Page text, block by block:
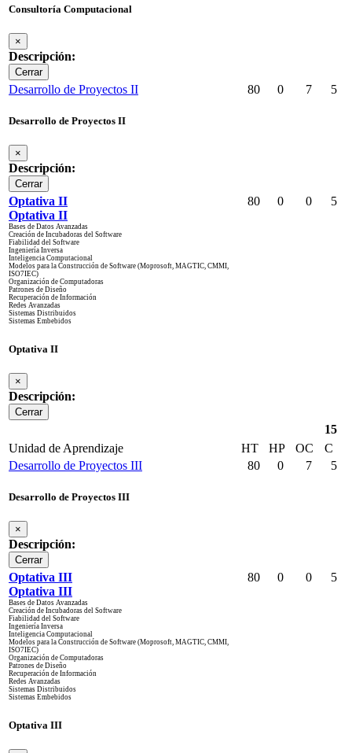
Consultoría Computacional
×
Descripción:
Cerrar
Desarrollo de Proyectos II
Desarrollo de Proyectos II
×
Descripción:
Cerrar
80 0 7 5
Optativa II
Optativa II
Bases de Datos Avanzadas
Creación de Incubadoras del Software
Fiabilidad del Software
Ingeniería Inversa
Inteligencia Computacional
Modelos para la Construcción de Software (Moprosoft, MAGTIC, CMMI,
ISO7IEC)
Organización de Computadoras
Patrones de Diseño
Recuperación de Información
Redes Avanzadas
Sistemas Distribuidos
Sistemas Embebidos
Optativa II
×
Descripción:
Cerrar
80 0 0 5
15
Unidad de Aprendizaje
HT HP OC
C
Desarrollo de Proyectos III
Desarrollo de Proyectos III
×
Descripción:
Cerrar
80 0 7 5
Optativa III
Optativa III
Bases de Datos Avanzadas
Creación de Incubadoras del Software
Fiabilidad del Software
Ingeniería Inversa
Inteligencia Computacional
Modelos para la Construcción de Software (Moprosoft, MAGTIC, CMMI,
ISO7IEC)
Organización de Computadoras
Patrones de Diseño
Recuperación de Información
Redes Avanzadas
Sistemas Distribuidos
Sistemas Embebidos
Optativa III
80 0 0 5